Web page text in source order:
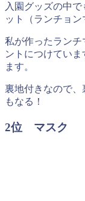
入園グッズの中
ット（ランチョン
私が作ったランチ
ントにつけてい
ます。
裏地付きなので、
もなる！
2位 マスク